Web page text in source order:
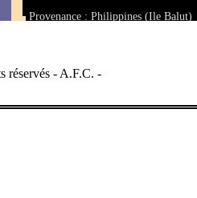
Provenance : Philippines (Ile Balut)
réservés - A.F.C. -